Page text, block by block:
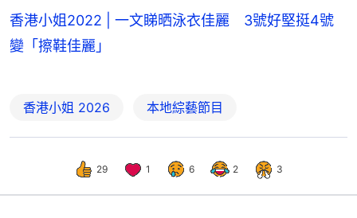
香港小姐2022 | 一文睇晒泳衣佳麗 3號好堅挺4號
變「擦鞋佳麗」
香港小姐 2026 本地綜藝節目
29 1 6 2 3